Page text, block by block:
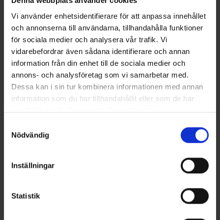
Vi använder enhetsidentifierare för att anpassa innehållet
och annonserna till användarna, tillhandahålla funktioner
för sociala medier och analysera vår trafik. Vi
vidarebefordrar även sådana identifierare och annan
information från din enhet till de sociala medier och
annons- och analysföretag som vi samarbetar med.
Dessa kan i sin tur kombinera informationen med annan
information som du har tillhandahållit eller som de har
samlat in när du har använt deras tjänster.
Nödvändig
Inställningar
Statistik
Andra gillade även
Mieko Predator
Mieko Stinger Havsfiske 19 cm
79 kr
Fiskeglasögon med styrka